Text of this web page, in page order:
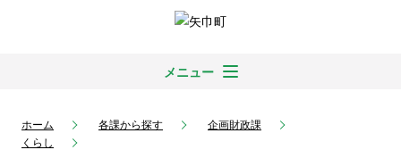
メニュー
ホーム 各課から探す
企画財政課
くらし